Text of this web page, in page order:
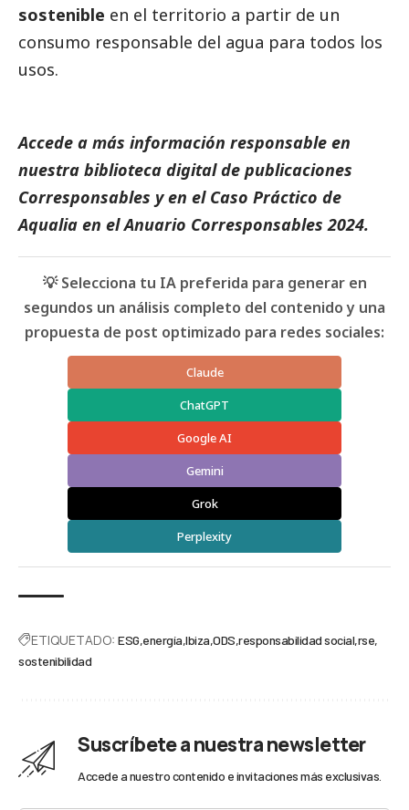
sostenible en el territorio a partir de un
consumo responsable del agua para todos los
usos.
Accede a más información responsable en
nuestra biblioteca digital de publicaciones
Corresponsables y en el Caso Práctico de
Aqualia en elAnuario Corresponsables 2024.
💡 Selecciona tu IA preferida para generar en
segundos un análisis completo del contenido y una
propuesta de post optimizado para redes sociales:
Claude
ChatGPT
Google AI
Gemini
Grok
Perplexity
ETIQUETADO: ESG energía Ibiza ODS responsabilidad social rse
sostenibilidad
Suscríbete a nuestra newsletter
Accede a nuestro contenido e invitaciones más exclusivas.